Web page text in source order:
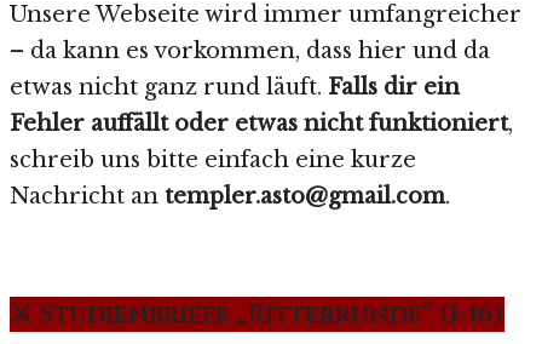
Unsere Webseite wird immer umfangreicher
– da kann es vorkommen, dass hier und da
etwas nicht ganz rund läuft. Falls dir ein
Fehler auffällt oder etwas nicht funktioniert,
schreib uns bitte einfach eine kurze
Nachricht an templer.asto@gmail.com.
⚔️ Studienbriefe „Ritterrunde“ (1-16)